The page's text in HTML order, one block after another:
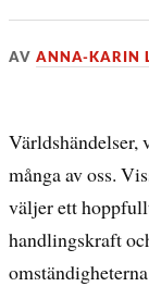
AVANNA-KARIN
Världshändelser,
många av oss.
väljer ett
handlingskraft